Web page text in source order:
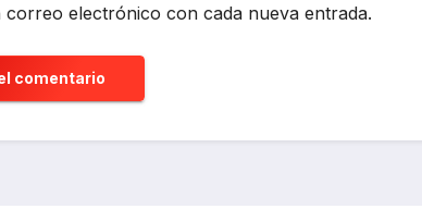
correo electrónico con cada nueva entrada.